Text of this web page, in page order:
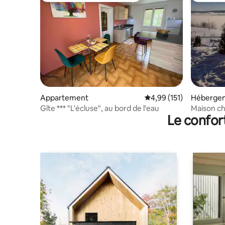
Appartement Évaluation moyenne
4,99 (151)
Gîte *** "L'écluse", au bord de l'eau
Maison
Le